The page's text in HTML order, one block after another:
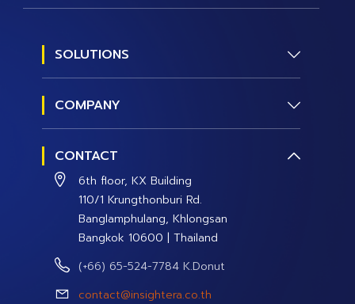
SOLUTIONS
Social Research
Social Management
Social Campaign
COMPANY
About us
Contact Us
Careers
CONTACT
6th floor, KX Building
110/1 Krungthonburi Rd.
Banglamphulang, Khlongsan
Bangkok 10600 | Thailand
(+66) 65-524-7784 K.Donut
contact@insightera.co.th